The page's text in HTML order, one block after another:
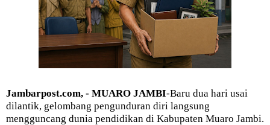
Jambarpost.com, - MUARO JAMBI-Baru dua hari usai
dilantik, gelombang pengunduran diri langsung
mengguncang dunia pendidikan di Kabupaten Muaro Jambi.